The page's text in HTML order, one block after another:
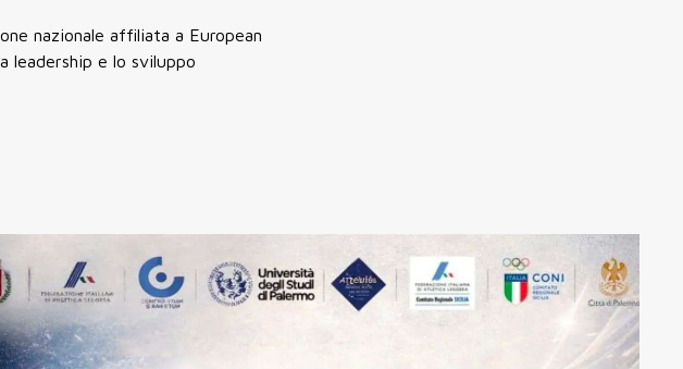
nazionale affiliata a European
leadership e lo sviluppo